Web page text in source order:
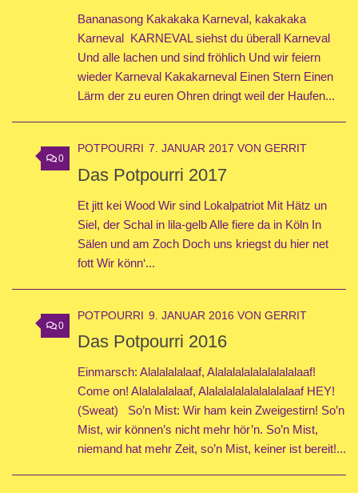
Bananasong Kakakaka Karneval, kakakaka
Karneval KARNEVAL siehst du überall Karneval
Und alle lachen und sind fröhlich Und wir feiern
wieder Karneval Kakakarneval Einen Stern Einen
Lärm der zu euren Ohren dringt weil der Haufen...
0
POTPOURRI 7. JANUAR 2017 VON GERRIT
Das Potpourri 2017
Et jitt kei Wood Wir sind Lokalpatriot Mit Hätz un
Siel, der Schal in lila-gelb Alle fiere da in Köln In
Sälen und am Zoch Doch uns kriegst du hier net
fott Wir könn‘...
0
POTPOURRI 9. JANUAR 2016 VON GERRIT
Das Potpourri 2016
Einmarsch: Alalalalalaaf, Alalalalalalalalalalaaf!
Come on! Alalalalalaaf, Alalalalalalalalalalaaf HEY!
(Sweat) So’n Mist: Wir ham kein Zweigestirn! So’n
Mist, wir können’s nicht mehr hör’n. So’n Mist,
niemand hat mehr Zeit, so’n Mist, keiner ist bereit!...